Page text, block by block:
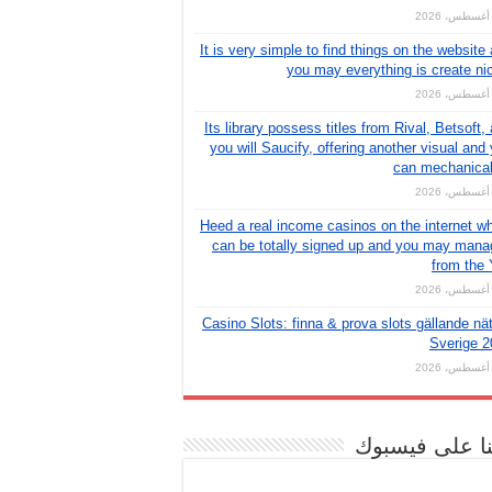
It is very simple to find things on the website
you may everything is create
Its library possess titles from Rival, Betsoft,
you will Saucify, offering another visual and
can
Heed a real income casinos on the internet
can be totally signed up and you may
from the
Casino Slots: finna & prova slots gällande
Sverige
على فيسبوك